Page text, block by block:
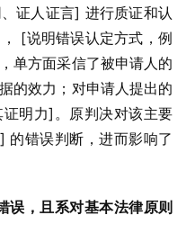
证人证言] 进行质证和认
[说明错误认定方式，例
单方面采信了被申请人的
的效力；对申请人提出的
明力]。原判决对该主要
的错误判断，进而影响了
误，且系对基本法律原则